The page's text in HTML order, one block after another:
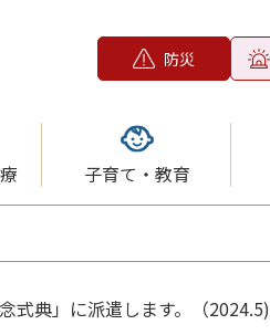
防災
子育て・教育
式典」に派遣します。（2024.5)